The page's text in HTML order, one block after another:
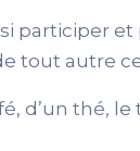
participer
tout autre
d’un thé,